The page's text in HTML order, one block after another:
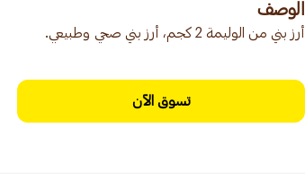
الوصف
أرز بني من الوليمة 2 كجم، أرز بني صحي وطبيعي.
تسوق الآن